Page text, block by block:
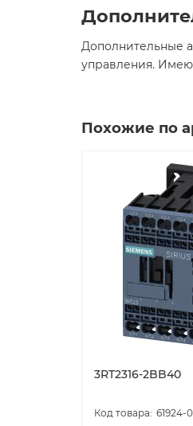
Дополнительные
управления.
Похожие по
3RT2316-2BB40
61924-